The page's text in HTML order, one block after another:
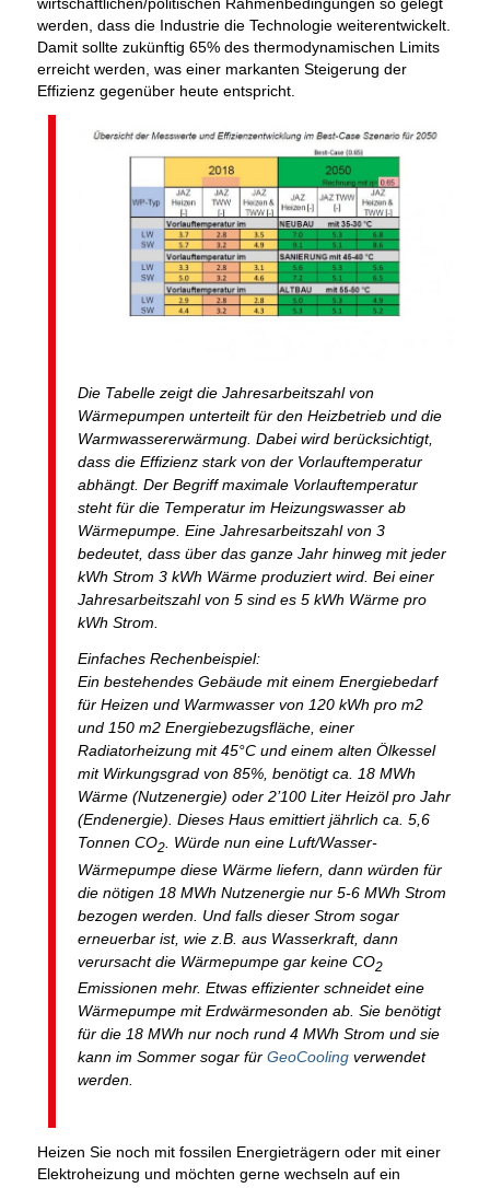
wirtschaftlichen/politischen Rahmenbedingungen so gelegt
werden, dass die Industrie die Technologie weiterentwickelt.
Damit sollte zukünftig 65% des thermodynamischen Limits
erreicht werden, was einer markanten Steigerung der
Effizienz gegenüber heute entspricht.
Die Tabelle zeigt die Jahresarbeitszahl von
Wärmepumpen unterteilt für den Heizbetrieb und die
Warmwassererwärmung. Dabei wird berücksichtigt,
dass die Effizienz stark von der Vorlauftemperatur
abhängt. Der Begriff maximale Vorlauftemperatur
steht für die Temperatur im Heizungswasser ab
Wärmepumpe. Eine Jahresarbeitszahl von 3
bedeutet, dass über das ganze Jahr hinweg mit jeder
kWh Strom 3 kWh Wärme produziert wird. Bei einer
Jahresarbeitszahl von 5 sind es 5 kWh Wärme pro
kWh Strom.
Einfaches Rechenbeispiel:
Ein bestehendes Gebäude mit einem Energiebedarf
für Heizen und Warmwasser von 120 kWh pro m2
und 150 m2 Energiebezugsfläche, einer
Radiatorheizung mit 45°C und einem alten Ölkessel
mit Wirkungsgrad von 85%, benötigt ca. 18 MWh
Wärme (Nutzenergie) oder 2’100 Liter Heizöl pro Jahr
(Endenergie). Dieses Haus emittiert jährlich ca. 5,6
Tonnen CO2. Würde nun eine Luft/Wasser-
Wärmepumpe diese Wärme liefern, dann würden für
die nötigen 18 MWh Nutzenergie nur 5-6 MWh Strom
bezogen werden. Und falls dieser Strom sogar
erneuerbar ist, wie z.B. aus Wasserkraft, dann
verursacht die Wärmepumpe gar keine CO2
Emissionen mehr. Etwas effizienter schneidet eine
Wärmepumpe mit Erdwärmesonden ab. Sie benötigt
für die 18 MWh nur noch rund 4 MWh Strom und sie
kann im Sommer sogar für GeoCoolingverwendet
werden.
Heizen Sie noch mit fossilen Energieträgern oder mit einer
Elektroheizung und möchten gerne wechseln auf ein